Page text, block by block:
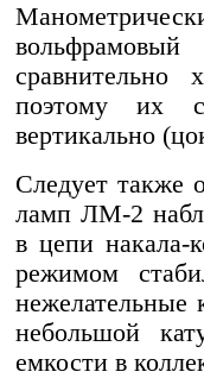
сравнительно
поэтому их
вертикально
Следует также
ламп ЛМ-2
в цепи накала-
режимом
нежелательные
небольшой
емкости в